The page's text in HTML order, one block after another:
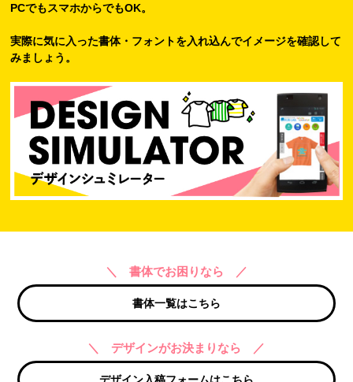
PCでもスマホからでもOK。
実際に気に入った書体・フォントを入れ込んでイメージを確認して
みましょう。
＼ 書体でお困りなら ／
書体一覧はこちら
＼ デザインがお決まりなら ／
デザイン入稿フォームはこちら